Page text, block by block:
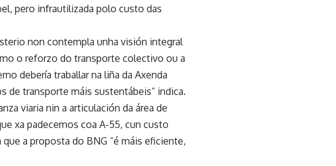
pero infrautilizada polo custo das
non contempla unha visión integral
o reforzo do transporte colectivo ou a
debería traballar na liña da Axenda
de transporte máis sustentábeis” indica.
viaria nin a articulación da área de
xa padecemos coa A-55, cun custo
a proposta do BNG “é máis eficiente,